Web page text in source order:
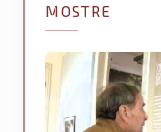
MOSTRE